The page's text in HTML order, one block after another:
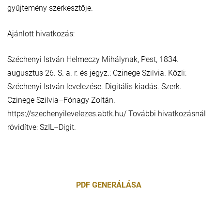
gyűjtemény szerkesztője.
Ajánlott hivatkozás:
Széchenyi István Helmeczy Mihálynak, Pest, 1834.
augusztus 26. S. a. r. és jegyz.: Czinege Szilvia. Közli:
Széchenyi István levelezése. Digitális kiadás. Szerk.
Czinege Szilvia–Fónagy Zoltán.
https://szechenyilevelezes.abtk.hu/ További hivatkozásnál
rövidítve: SzIL–Digit.
PDF GENERÁLÁSA